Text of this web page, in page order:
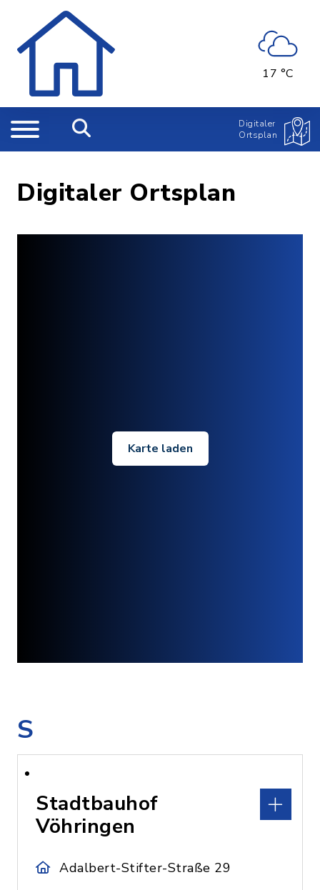
17 °C
Digitaler
Ortsplan
Digitaler Ortsplan
Karte laden
S
Stadtbauhof
Vöhringen
Adalbert-Stifter-Straße 29